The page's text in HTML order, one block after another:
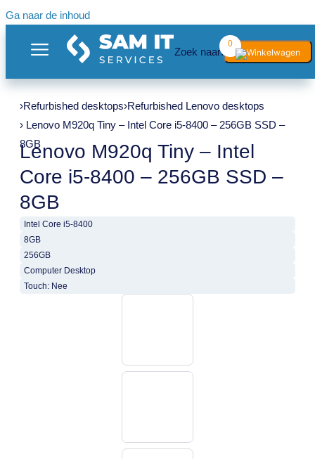
Ga naar de inhoud
Zoek naar:
0
›Refurbished desktops›Refurbished Lenovo desktops
› Lenovo M920q Tiny – Intel Core i5-8400 – 256GB SSD –
8GB
Lenovo M920q Tiny – Intel
Core i5-8400 – 256GB SSD –
8GB
Intel Core i5-8400
8GB
256GB
Computer Desktop
Touch: Nee